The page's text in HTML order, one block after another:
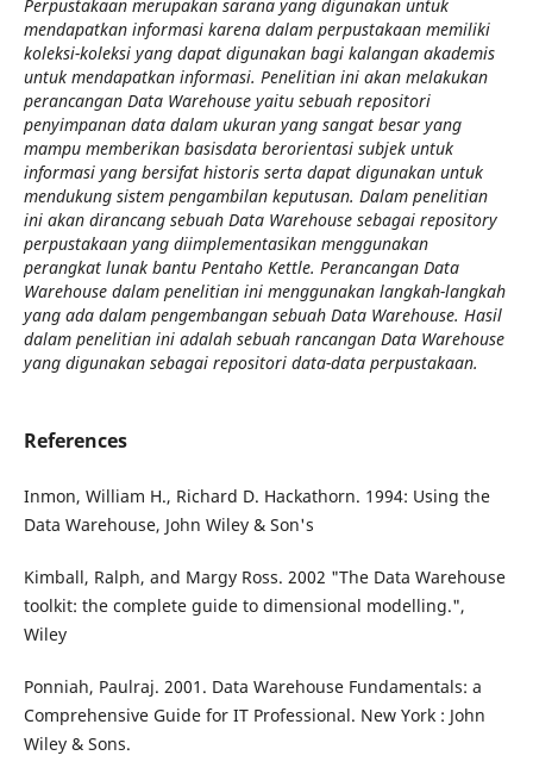
Perpustakaan merupakan sarana yang digunakan untuk
mendapatkan informasi karena dalam perpustakaan memiliki
koleksi-koleksi yang dapat digunakan bagi kalangan akademis
untuk mendapatkan informasi. Penelitian ini akan melakukan
perancangan Data Warehouse yaitu sebuah repositori
penyimpanan data dalam ukuran yang sangat besar yang
mampu memberikan basisdata berorientasi subjek untuk
informasi yang bersifat historis serta dapat digunakan untuk
mendukung sistem pengambilan keputusan. Dalam penelitian
ini akan dirancang sebuah Data Warehouse sebagai repository
perpustakaan yang diimplementasikan menggunakan
perangkat lunak bantu Pentaho Kettle. Perancangan Data
Warehouse dalam penelitian ini menggunakan langkah-langkah
yang ada dalam pengembangan sebuah Data Warehouse. Hasil
dalam penelitian ini adalah sebuah rancangan Data Warehouse
yang digunakan sebagai repositori data-data perpustakaan.
References
Inmon, William H., Richard D. Hackathorn. 1994: Using the
Data Warehouse, John Wiley & Son's
Kimball, Ralph, and Margy Ross. 2002 "The Data Warehouse
toolkit: the complete guide to dimensional modelling.",
Wiley
Ponniah, Paulraj. 2001. Data Warehouse Fundamentals: a
Comprehensive Guide for IT Professional. New York : John
Wiley & Sons.